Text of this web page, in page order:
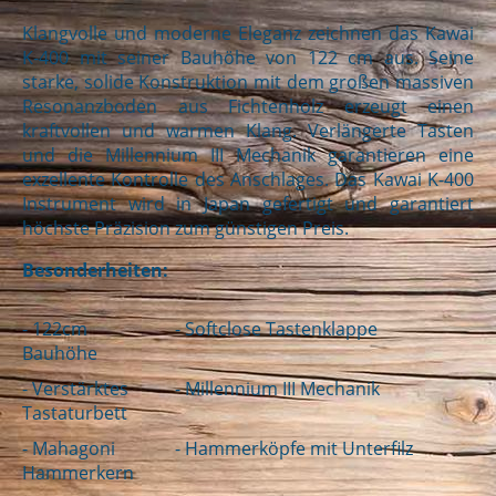
Klangvolle und moderne Eleganz zeichnen das Kawai
K-400 mit seiner Bauhöhe von 122 cm aus. Seine
starke, solide Konstruktion mit dem großen massiven
Resonanzboden aus Fichtenholz erzeugt einen
kraftvollen und warmen Klang. Verlängerte Tasten
und die Millennium III Mechanik garantieren eine
exzellente Kontrolle des Anschlages. Das Kawai K-400
Instrument wird in Japan gefertigt und garantiert
höchste Präzision zum günstigen Preis.
Besonderheiten:
- 122cm
Bauhöhe
- Softclose Tastenklappe
- Verstärktes
Tastaturbett
- Millennium III Mechanik
- Mahagoni
Hammerkern
- Hammerköpfe mit Unterfilz